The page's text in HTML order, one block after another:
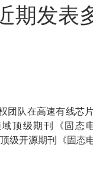
期发表
团队在高速有线芯
级期刊《固态电
级开源期刊《固态